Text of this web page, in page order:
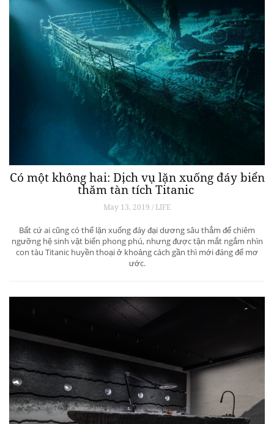
Có một không hai: Dịch vụ lặn xuống đáy biển
thăm tàn tích Titanic
May 13, 2019 / LIFE
Bất cứ ai cũng có thể lặn xuống đáy đại dương sâu thẳm để chiêm
ngưỡng hệ sinh vật biển phong phú, nhưng được tận mắt ngắm nhìn
con tàu Titanic huyền thoại ở khoảng cách gần thì mới đáng để mơ
ước.